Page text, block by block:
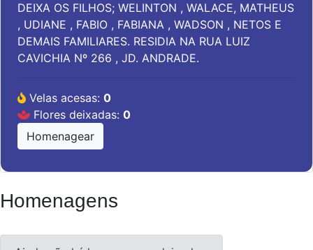
DEIXA OS FILHOS; WELINTON , WALACE, MATHEUS
, UDIANE , FABIO , FABIANA , WADSON , NETOS E
DEMAIS FAMILIARES. RESIDIA NA RUA LUIZ
CAVICHIA Nº 266 , JD. ANDRADE.
Velas acesas: 0
Flores deixadas: 0
Homenagear
Homenagens